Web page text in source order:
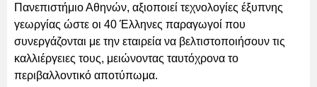
Πανεπιστήμιο Αθηνών, αξιοποιεί τεχνολογίες έξυπνης
γεωργίας ώστε οι 40 Έλληνες παραγωγοί που
συνεργάζονται με την εταιρεία να βελτιστοποιήσουν τις
καλλιέργειες τους, μειώνοντας ταυτόχρονα το
περιβαλλοντικό αποτύπωμα.